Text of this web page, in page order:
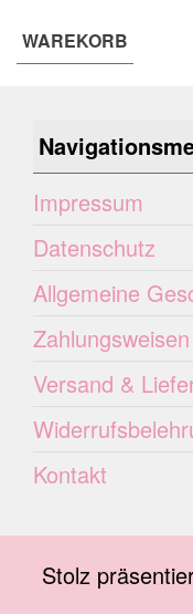
WAREKORB
Impressum
Datenschutz
Allgemeine
Zahlungsweisen
Versand &
Kontakt
Stolz